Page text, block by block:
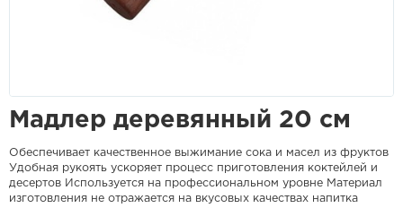
Мадлер деревянный 20 см
Обеспечивает качественное выжимание сока и масел из фруктов
Удобная рукоять ускоряет процесс приготовления коктейлей и
десертов Используется на профессиональном уровне Материал
изготовления не отражается на вкусовых качествах напитка